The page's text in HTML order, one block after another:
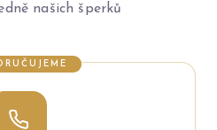
našich šperků